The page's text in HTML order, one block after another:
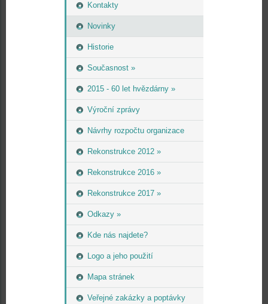
Kontakty
Novinky
Historie
Současnost »
2015 - 60 let hvězdárny »
Výroční zprávy
Návrhy rozpočtu organizace
Rekonstrukce 2012 »
Rekonstrukce 2016 »
Rekonstrukce 2017 »
Odkazy »
Kde nás najdete?
Logo a jeho použití
Mapa stránek
Veřejné zakázky a poptávky